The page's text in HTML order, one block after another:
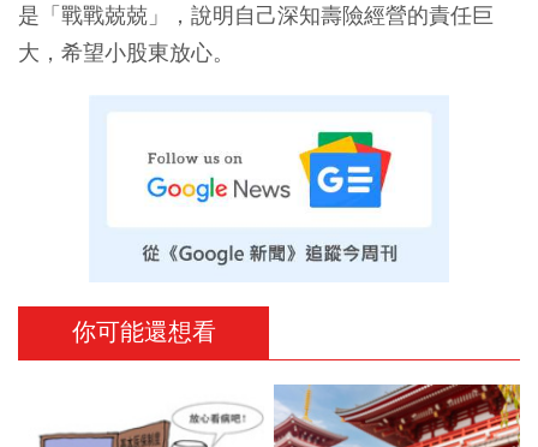
是「戰戰兢兢」，說明自己深知壽險經營的責任巨
大，希望小股東放心。
你可能還想看